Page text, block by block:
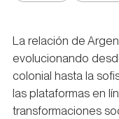
La relación de
evolucionando
colonial hasta la
las plataformas en
transformaciones